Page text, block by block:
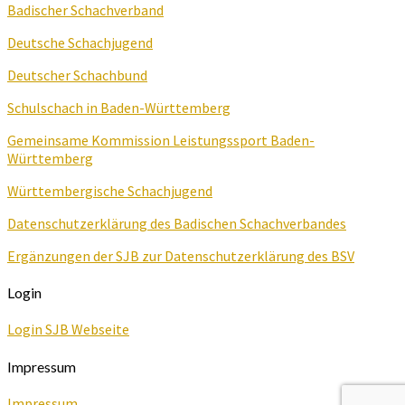
Badischer Schachverband
Deutsche Schachjugend
Deutscher Schachbund
Schulschach in Baden-Württemberg
Gemeinsame Kommission Leistungssport Baden-
Württemberg
Württembergische Schachjugend
Datenschutzerklärung des Badischen Schachverbandes
Ergänzungen der SJB zur Datenschutzerklärung des BSV
Login
Login SJB Webseite
Impressum